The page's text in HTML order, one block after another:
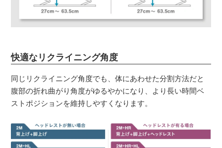
快適なリクライニング角度
同じリクライニング角度でも、体にあわせた分割方法だと
腹部の折れ曲がり角度がゆるやかになり、より長い時間ベ
ストポジションを維持しやすくなります。